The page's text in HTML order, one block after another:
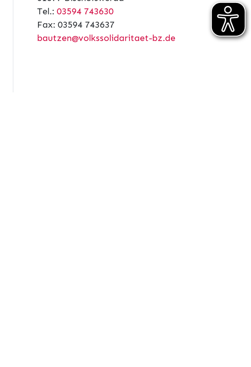
Tel.: 03594 743630
Fax: 03594 743637
bautzen@volkssolidaritaet-bz.de